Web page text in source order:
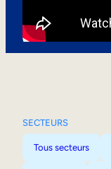
SECTEURS
Tous secteurs